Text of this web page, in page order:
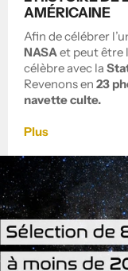
AMÉRICAINE
Afin de célébrer
NASAet peut être
célèbre avec la
Revenons en 23
navette culte.
Plus